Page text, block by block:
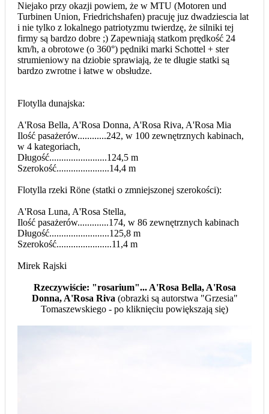
Niejako przy okazji powiem, że w MTU (Motoren und
Turbinen Union, Friedrichshafen) pracuję juz dwadziescia lat
i nie tylko z lokalnego patriotyzmu twierdzę, że silniki tej
firmy są bardzo dobre ;) Zapewniają statkom prędkość 24
km/h, a obrotowe (o 360°) pędniki marki Schottel + ster
strumieniowy na dziobie sprawiają, że te długie statki są
bardzo zwrotne i łatwe w obsłudze.
Flotylla dunajska:
A'Rosa Bella, A'Rosa Donna, A'Rosa Riva, A'Rosa Mia
Ilość pasażerów............242, w 100 zewnętrznych kabinach,
w 4 kategoriach,
Długość........................124,5 m
Szerokość......................14,4 m
Flotylla rzeki Röne (statki o zmniejszonej szerokości):
A'Rosa Luna, A'Rosa Stella,
Ilość pasażerów.............174, w 86 zewnętrznych kabinach
Długość.........................125,8 m
Szerokość.......................11,4 m
Mirek Rajski
Rzeczywiście: "rosarium"... A'Rosa Bella, A'Rosa
Donna, A'Rosa Riva (obrazki są autorstwa "Grzesia"
Tomaszewskiego - po kliknięciu powiększają się)